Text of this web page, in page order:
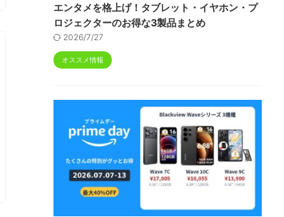
エンタメを格上げ！タブレット・イヤホン・プ
ロジェクターのお得な3製品まとめ
2026/7/27
オススメ情報